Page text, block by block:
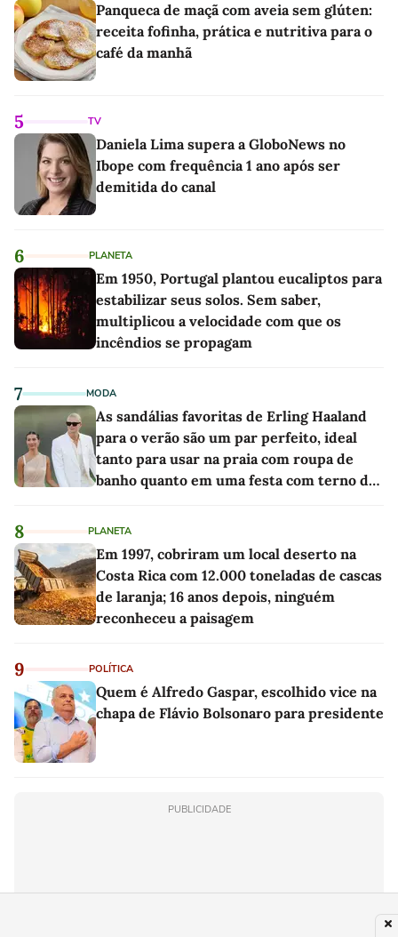
Panqueca de maçã com aveia sem glúten:
receita fofinha, prática e nutritiva para o
café da manhã
5 TV
Daniela Lima supera a GloboNews no
Ibope com frequência 1 ano após ser
demitida do canal
6 PLANETA
Em 1950, Portugal plantou eucaliptos para
estabilizar seus solos. Sem saber,
multiplicou a velocidade com que os
incêndios se propagam
7 MODA
As sandálias favoritas de Erling Haaland
para o verão são um par perfeito, ideal
tanto para usar na praia com roupa de
banho quanto em uma festa com terno de
8 PLANETA
Em 1997, cobriram um local deserto na
Costa Rica com 12.000 toneladas de cascas
de laranja; 16 anos depois, ninguém
reconheceu a paisagem
9 POLÍTICA
Quem é Alfredo Gaspar, escolhido vice na
chapa de Flávio Bolsonaro para presidente
PUBLICIDADE